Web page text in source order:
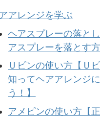
アレンジを学ぶ
ヘアスプレーの落と
アスプレーを落とす
Ｕピンの使い方【Ｕ
知ってヘアアレンジ
う！】
アメピンの使い方【